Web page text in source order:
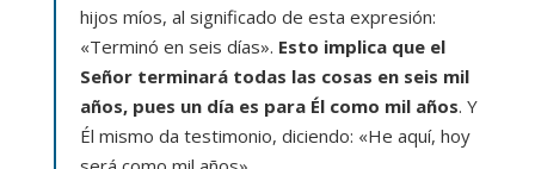
hijos míos, al significado de esta expresión:
«Terminó en seis días». Esto implica que el
Señor terminará todas las cosas en seis mil
años, pues un día es para Él como mil años. Y
Él mismo da testimonio, diciendo: «He aquí, hoy